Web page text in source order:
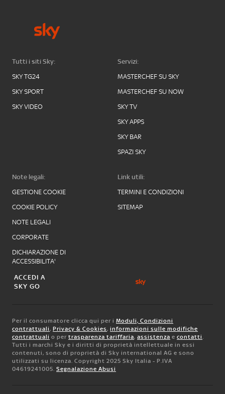
Tutti i siti Sky:
SKY TG24
SKY SPORT
SKY VIDEO
Servizi:
MASTERCHEF SU SKY
MASTERCHEF SU NOW
SKY TV
SKY APPS
SKY BAR
SPAZI SKY
Note legali:
GESTIONE COOKIE
COOKIE POLICY
NOTE LEGALI
CORPORATE
DICHIARAZIONE DI
ACCESSIBILITA'
Link utili:
TERMINI E CONDIZIONI
SITEMAP
ACCEDI A
SKY GO
Per il consumatore clicca qui per i Moduli, Condizioni
contrattuali , Privacy & Cookies, informazioni sulle modifiche
contrattuali o per trasparenza tariffaria, assistenza e contatti
Tutti i marchi Sky e i diritti di proprietà intellettuale in essi
contenuti, sono di proprietà di Sky international AG e sono
utilizzati su licenza. Copyright 2025 Sky Italia - P.IVA
04619241005. Segnalazione Abusi